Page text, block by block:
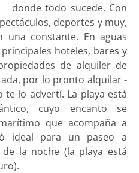
donde todo sucede. Con
deportes y muy,
una constante. En aguas
hoteles, bares y
de alquiler de
por lo pronto alquilar -
te lo advertí. La playa está
cuyo encanto se
que acompaña a
ideal para un paseo a
la noche (la playa está